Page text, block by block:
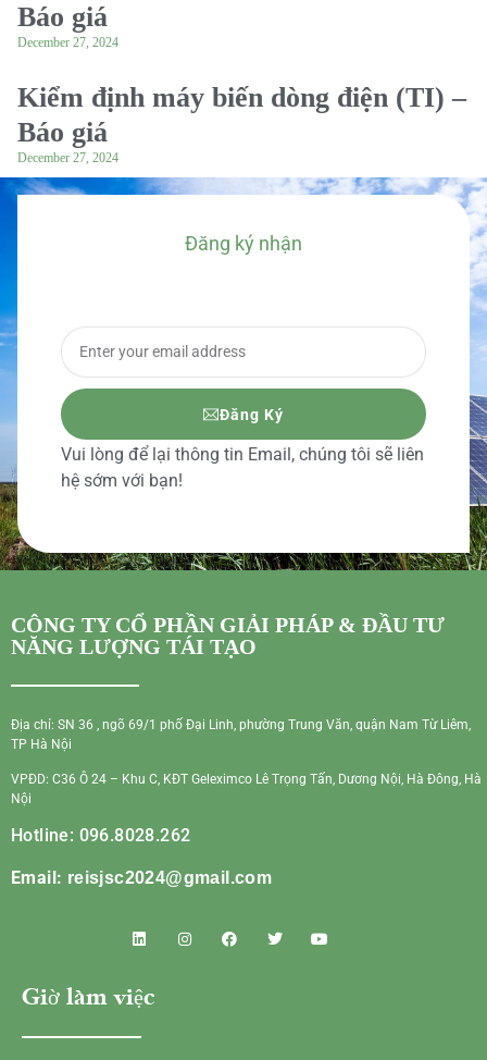
Báo giá
December 27, 2024
Kiểm định máy biến dòng điện (TI) –
Báo giá
December 27, 2024
Đăng ký nhận
Đăng Ký
Vui lòng để lại thông tin Email, chúng tôi sẽ liên
hệ sớm với bạn!
CÔNG TY CỔ PHẦN GIẢI PHÁP & ĐẦU TƯ
NĂNG LƯỢNG TÁI TẠO
Địa chỉ: SN 36 , ngõ 69/1 phố Đại Linh, phường Trung Văn, quận Nam Từ Liêm,
TP Hà Nội
VPĐD: C36 Ô 24 – Khu C, KĐT Geleximco Lê Trọng Tấn, Dương Nội, Hà Đông, Hà
Nội
Hotline: 096.8028.262
Email: reisjsc2024@gmail.com
Giờ làm việc